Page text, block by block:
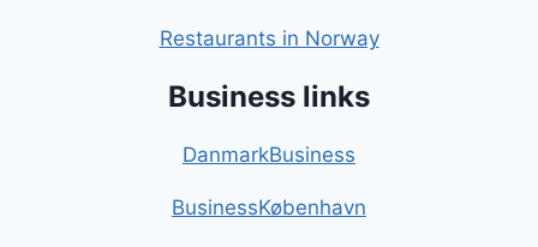
Restaurants in Norway
Business links
DanmarkBusiness
BusinessKøbenhavn